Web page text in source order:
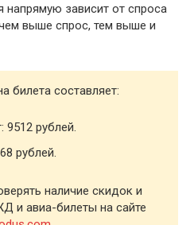
напрямую зависит от спроса
выше спрос, тем выше и
билета составляет:
9512 рублей.
рублей.
наличие скидок и
и авиа-билеты на сайте